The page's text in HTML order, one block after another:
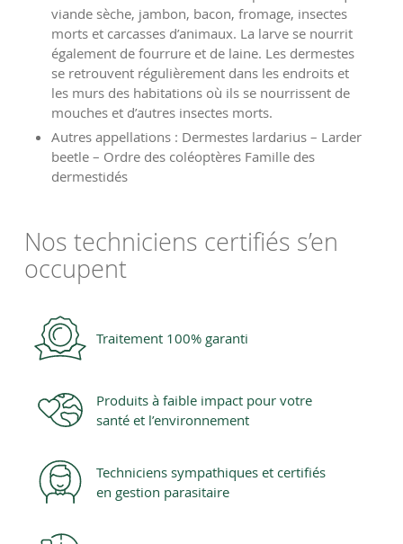
viande sèche, jambon, bacon, fromage, insectes
morts et carcasses d’animaux. La larve se nourrit
également de fourrure et de laine. Les dermestes
se retrouvent régulièrement dans les endroits et
les murs des habitations où ils se nourrissent de
mouches et d’autres insectes morts.
Autres appellations : Dermestes lardarius – Larder
beetle – Ordre des coléoptères Famille des
dermestidés
Nos techniciens certifiés s’en
occupent
Traitement 100% garanti
Produits à faible impact pour votre
santé et l’environnement
Techniciens sympathiques et certifiés
en gestion parasitaire